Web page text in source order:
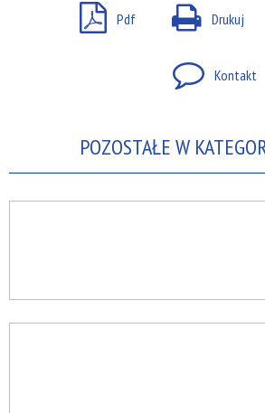
Pdf Drukuj
Kontakt
POZOSTAŁE W